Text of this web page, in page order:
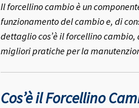
Il forcellino cambio è un
funzionamento del cambio e, di
dettaglio cos’è il forcellino cambio,
migliori pratiche per la
Cos’è il Forcellino